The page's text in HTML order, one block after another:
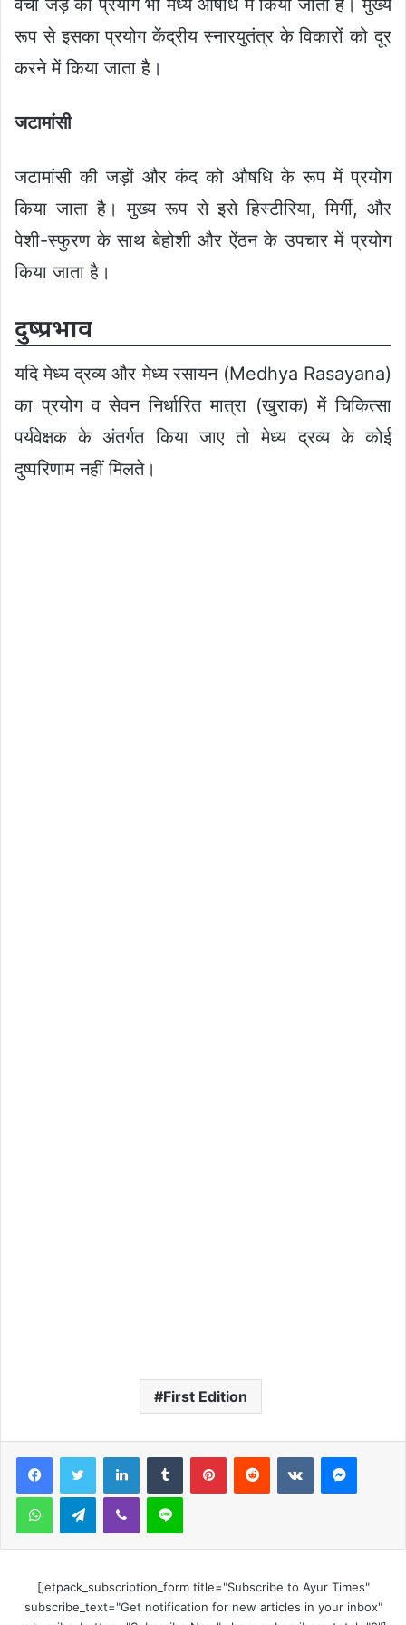
वचा जड़ का प्रयोग भी मेध्य औषधि में किया जाता है। मुख्य
रूप से इसका प्रयोग केंद्रीय स्नारयुतंत्र के विकारों को दूर
करने में किया जाता है।
जटामांसी
जटामांसी की जड़ों और कंद को औषधि के रूप में प्रयोग
किया जाता है। मुख्य रूप से इसे हिस्टीरिया, मिर्गी, और
पेशी-स्फुरण के साथ बेहोशी और ऐंठन के उपचार में प्रयोग
किया जाता है।
दुष्प्रभाव
यदि मेध्य द्रव्य और मेध्य रसायन (Medhya Rasayana)
का प्रयोग व सेवन निर्धारित मात्रा (खुराक) में चिकित्सा
पर्यवेक्षक के अंतर्गत किया जाए तो मेध्य द्रव्य के कोई
दुष्परिणाम नहीं मिलते।
First Edition
LinkedInTumblr PinterestReddit VKontakte
WhatsAppTelegramViber Line
[jetpack_subscription_form title="Subscribe to Ayur Times"
subscribe_text="Get notification for new articles in your inbox"